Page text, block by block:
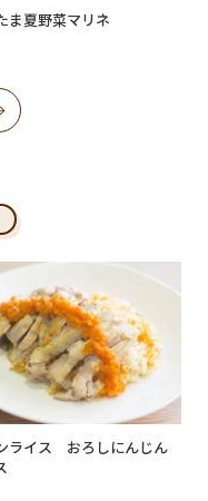
ま夏野菜マリネ
ライス おろしにんじん